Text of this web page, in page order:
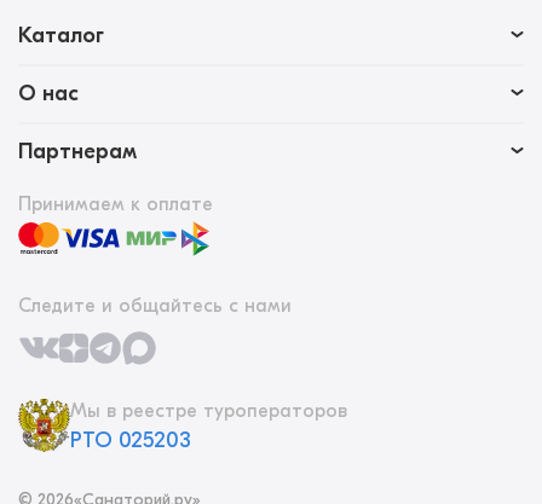
Каталог
О нас
Партнерам
Принимаем к оплате
Следите и общайтесь с нами
Мы в реестре туроператоров
РТО 025203